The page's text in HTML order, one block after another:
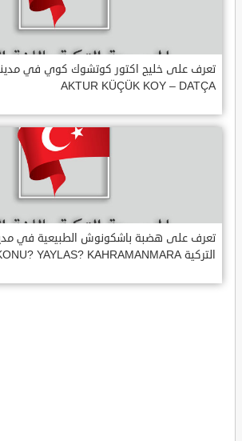
تعرف على خليج اكتور كوتشوك كوي في مدينة
AKTUR KÜÇÜK KOY – DATÇA
تعرف على هضبة باشكونوش الطبيعية في
التركية BA?KONU? YAYLAS? KAHRAMANMARA?